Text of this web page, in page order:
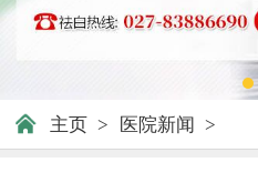
主页 > 医院新闻 >